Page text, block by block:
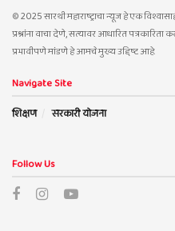
© 2025 सारथी महाराष्ट्राचा न्यूज हे एक
प्रश्नांना वाचा देणे, सत्यावर आधारित
प्रभावीपणे मांडणे हे आमचे मुख्य उद्दिष्ट आहे.
Navigate Site
शिक्षण
सरकारी योजना
Follow Us